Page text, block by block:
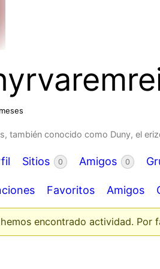
también conocido como Duny, el
Sitios 0 Amigos 0
Favoritos Amigos
encontrado actividad. Por